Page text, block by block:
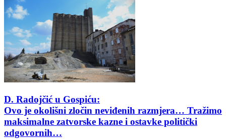
D. Radojčić u Gospiću:
Ovo je okolišni zločin neviđenih razmjera… Tražimo
maksimalne zatvorske kazne i ostavke politički
odgovornih…